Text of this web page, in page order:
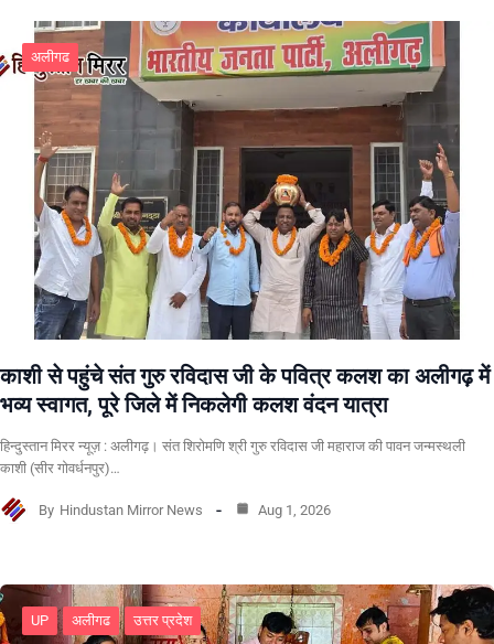
अलीगढ
काशी से पहुंचे संत गुरु रविदास जी के पवित्र कलश का अलीगढ़ में
भव्य स्वागत, पूरे जिले में निकलेगी कलश वंदन यात्रा
हिन्दुस्तान मिरर न्यूज़ : अलीगढ़। संत शिरोमणि श्री गुरु रविदास जी महाराज की पावन जन्मस्थली
काशी (सीर गोवर्धनपुर)…
By Hindustan Mirror News Aug 1, 2026
UP अलीगढ उत्तर प्रदेश